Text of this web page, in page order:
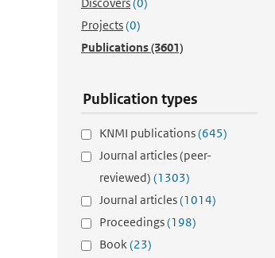
Projects(0)
Publications(3601)
Publication types
KNMI publications(645)
Journal articles (peer-
reviewed) (1303)
Journal articles(1014)
Proceedings(198)
Book(23)